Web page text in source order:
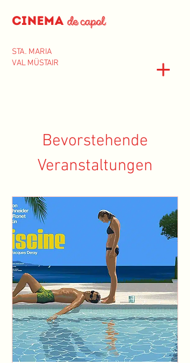
Cinema de capol
STA. MARIA
VAL MÜSTAIR
Bevorstehende
Veranstaltungen